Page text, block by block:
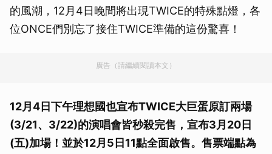
的風潮，12月4日晚間將出現TWICE的特殊點燈，各
位ONCE們別忘了接住TWICE準備的這份驚喜！
廣告（請繼續閱讀本文）
12月4日下午理想國也宣布TWICE大巨蛋原訂兩場
(3/21、3/22)的演唱會皆秒殺完售，宣布3月20日
(五)加場！並於12月5日11點全面啟售。售票端點為